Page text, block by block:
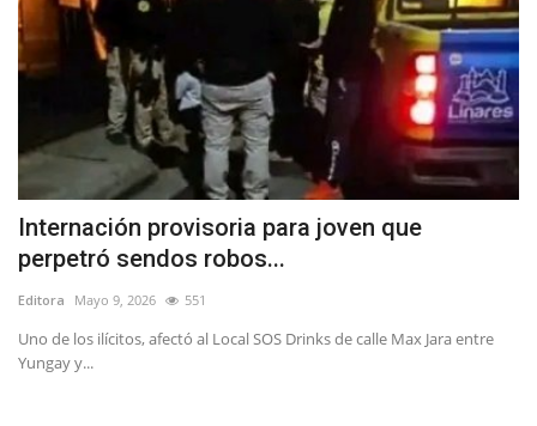
Internación provisoria para joven que
perpetró sendos robos...
Editora Mayo 9, 2026 551
Uno de los ilícitos, afectó al Local SOS Drinks de calle Max Jara entre
Yungay y...